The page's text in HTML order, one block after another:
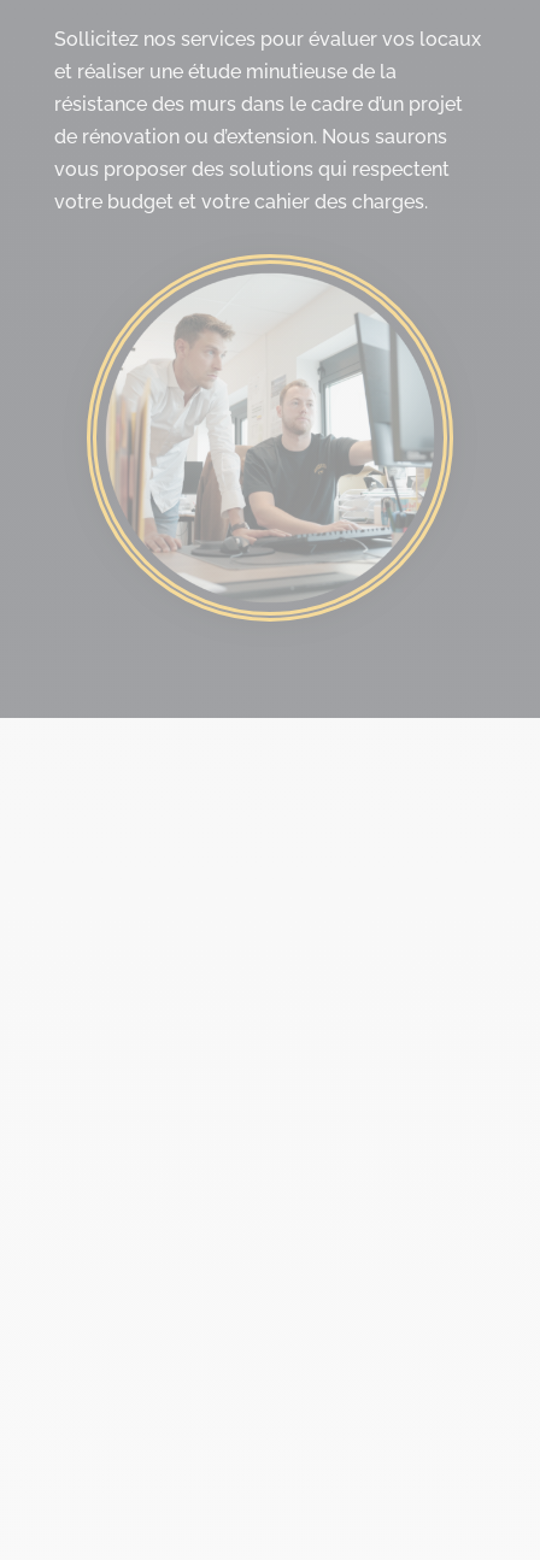
Sollicitez nos services pour évaluer vos locaux
et réaliser une étude minutieuse de la
résistance des murs dans le cadre d’un projet
de rénovation ou d’extension. Nous saurons
vous proposer des solutions qui respectent
votre budget et votre cahier des charges.